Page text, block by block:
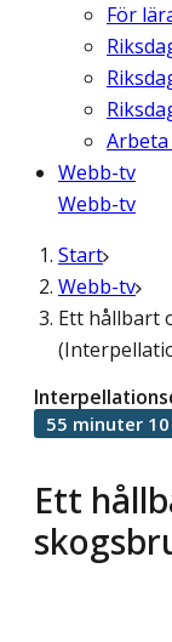
För
Webb-tv
Webb-tv
Start
Webb-tv
Ett hållbart
Ett
55 minuter